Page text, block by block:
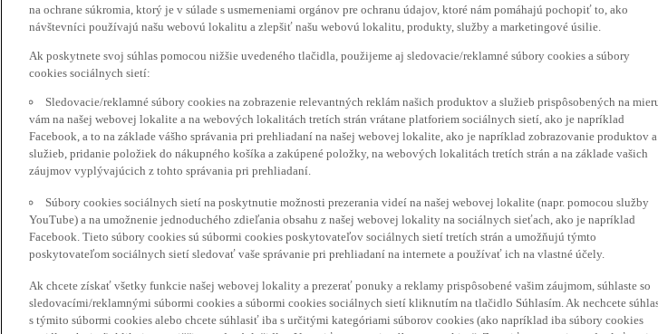
na ochrane súkromia, ktorý je v súlade s usmerneniami orgánov pre ochranu údajov, ktoré nám pomáhajú pochopiť to, ako
návštevníci používajú našu webovú lokalitu a zlepšiť našu webovú lokalitu, produkty, služby a marketingové úsilie.
Ak poskytnete svoj súhlas pomocou nižšie uvedeného tlačidla, použijeme aj sledovacie/reklamné súbory cookies a súbory
cookies sociálnych sietí:
Sledovacie/reklamné súbory cookies na zobrazenie relevantných reklám našich produktov a služieb prispôsobených na
vám na našej webovej lokalite a na webových lokalitách tretích strán vrátane platforiem sociálnych sietí, ako je napríklad
Facebook, a to na základe vášho správania pri prehliadaní na našej webovej lokalite, ako je napríklad zobrazovanie produktov a
služieb, pridanie položiek do nákupného košíka a zakúpené položky, na webových lokalitách tretích strán a na základe vašich
záujmov vyplývajúcich z tohto správania pri prehliadaní.
Súbory cookies sociálnych sietí na poskytnutie možnosti prezerania videí na našej webovej lokalite (napr. pomocou služby
YouTube) a na umožnenie jednoduchého zdieľania obsahu z našej webovej lokality na sociálnych sieťach, ako je napríklad
Facebook. Tieto súbory cookies sú súbormi cookies poskytovateľov sociálnych sietí tretích strán a umožňujú týmto
poskytovateľom sociálnych sietí sledovať vaše správanie pri prehliadaní na internete a používať ich na vlastné účely.
Ak chcete získať všetky funkcie našej webovej lokality a prezerať ponuky a reklamy prispôsobené vašim záujmom, súhlaste so
sledovacími/reklamnými súbormi cookies a súbormi cookies sociálnych sietí kliknutím na tlačidlo Súhlasím. Ak nechcete
s týmito súbormi cookies alebo chcete súhlasiť iba s určitými kategóriami súborov cookies (ako napríklad iba súbory cookies